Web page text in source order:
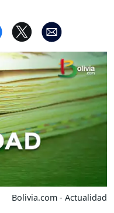
Bolivia.com - Actualidad